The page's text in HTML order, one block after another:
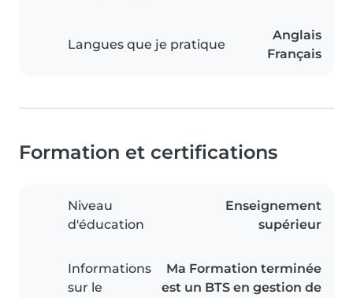
Langues que je pratique
Anglais
Français
Formation et certifications
Niveau
d'éducation
Enseignement
supérieur
Informations
sur le
Ma Formation terminée
est un BTS en gestion de